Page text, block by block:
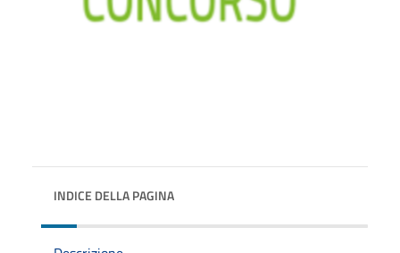
INDICE DELLA PAGINA